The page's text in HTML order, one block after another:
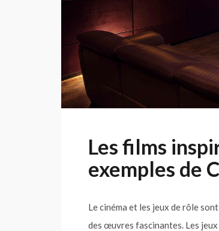
Les films
exemples de
Le cinéma et les jeux de rôle
des œuvres fascinantes. Les